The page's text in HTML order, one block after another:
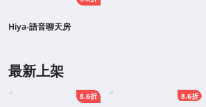
Hiya-語音聊天房
最新上架
8.6折 8.6折